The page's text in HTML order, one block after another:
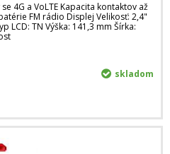
4G a VoLTE Kapacita kontaktov až
FM rádio Displej Velikosť: 2,4"
LCD: TN Výška: 141,3 mm Šírka:
skladom